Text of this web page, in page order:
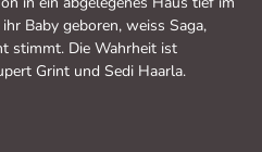
Baby geboren, weiss Saga,
stimmt. Die Wahrheit ist
Grint und Sedi Haarla.